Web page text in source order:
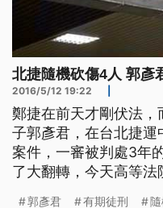
北捷隨機砍傷4人 郭彥
2016/5/12 19:22
鄭捷在前天才剛伏法，
子郭彥君，在台北捷
案件，一審被判處3年
了大翻轉，今天高等法
郭彥君 有期徒刑 隨